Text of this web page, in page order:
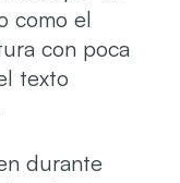
como el
con poca
texto
durante